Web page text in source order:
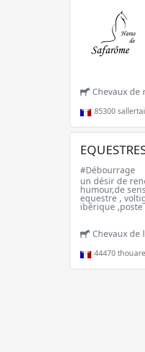
Chevaux de
85300
#Débourrage
un désir de
humour,de
equestre ,
ibérique
Chevaux de
44470